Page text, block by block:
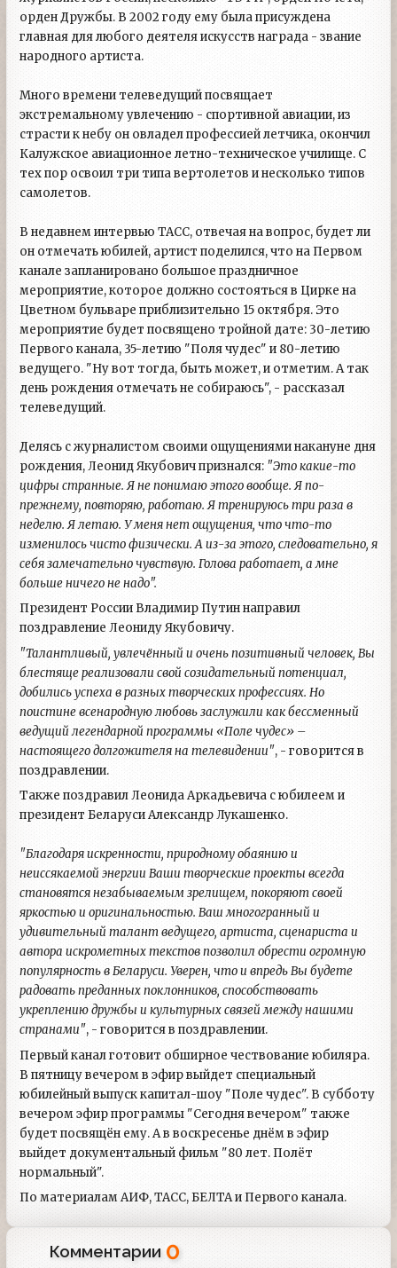
орден Дружбы. В 2002 году ему была присуждена
главная для любого деятеля искусств награда - звание
народного артиста.
Много времени телеведущий посвящает
экстремальному увлечению - спортивной авиации, из
страсти к небу он овладел профессией летчика, окончил
Калужское авиационное летно-техническое училище. С
тех пор освоил три типа вертолетов и несколько типов
самолетов.
В недавнем интервью ТАСС, отвечая на вопрос, будет ли
он отмечать юбилей, артист поделился, что на Первом
канале запланировано большое праздничное
мероприятие, которое должно состояться в Цирке на
Цветном бульваре приблизительно 15 октября. Это
мероприятие будет посвящено тройной дате: 30-летию
Первого канала, 35-летию "Поля чудес" и 80-летию
ведущего. "Ну вот тогда, быть может, и отметим. А так
день рождения отмечать не собираюсь", - рассказал
телеведущий.
Делясь с журналистом своими ощущениями накануне дня
рождения, Леонид Якубович признался: "Это какие-то
цифры странные. Я не понимаю этого вообще. Я по-
прежнему, повторяю, работаю. Я тренируюсь три раза в
неделю. Я летаю. У меня нет ощущения, что что-то
изменилось чисто физически. А из-за этого, следовательно, я
себя замечательно чувствую. Голова работает, а мне
больше ничего не надо".
Президент России Владимир Путин направил
поздравление Леониду Якубовичу.
"Талантливый, увлечённый и очень позитивный человек, Вы
блестяще реализовали свой созидательный потенциал,
добились успеха в разных творческих профессиях. Но
поистине всенародную любовь заслужили как бессменный
ведущий легендарной программы «Поле чудес» –
настоящего долгожителя на телевидении", - говорится в
поздравлении.
Также поздравил Леонида Аркадьевича с юбилеем и
президент Беларуси Александр Лукашенко.
"Благодаря искренности, природному обаянию и
неиссякаемой энергии Ваши творческие проекты всегда
становятся незабываемым зрелищем, покоряют своей
яркостью и оригинальностью. Ваш многогранный и
удивительный талант ведущего, артиста, сценариста и
автора искрометных текстов позволил обрести огромную
популярность в Беларуси. Уверен, что и впредь Вы будете
радовать преданных поклонников, способствовать
укреплению дружбы и культурных связей между нашими
странами", - говорится в поздравлении.
Первый канал готовит обширное чествование юбиляра.
В пятницу вечером в эфир выйдет специальный
юбилейный выпуск капитал-шоу "Поле чудес". В субботу
вечером эфир программы "Сегодня вечером" также
будет посвящён ему. А в воскресенье днём в эфир
выйдет документальный фильм "80 лет. Полёт
нормальный".
По материалам АИФ, ТАСС, БЕЛТА и Первого канала.
Комментарии 0